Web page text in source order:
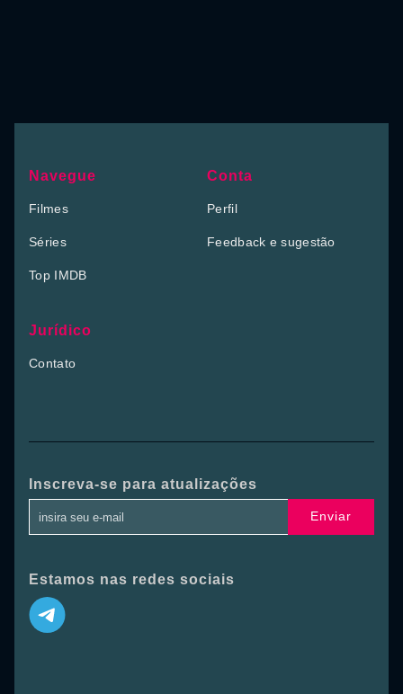
Navegue
Filmes
Séries
Top IMDB
Conta
Perfil
Feedback e sugestão
Jurídico
Contato
Inscreva-se para atualizações
Enviar
Estamos nas redes sociais